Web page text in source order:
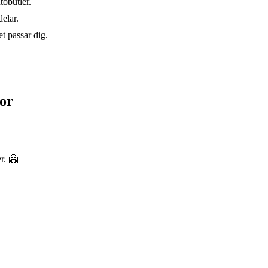
passar dig.
🤗